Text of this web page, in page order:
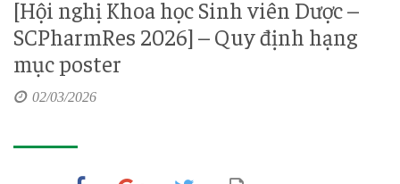
[Hội nghị Khoa học Sinh viên Dược –
SCPharmRes 2026] – Quy định hạng
mục poster
02/03/2026